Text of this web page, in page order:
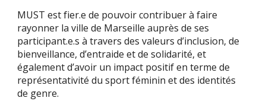
MUST est fier.e de pouvoir contribuer à faire
rayonner la ville de Marseille auprès de ses
participant.e.s à travers des valeurs d’inclusion, de
bienveillance, d’entraide et de solidarité, et
également d’avoir un impact positif en terme de
représentativité du sport féminin et des identités
de genre.